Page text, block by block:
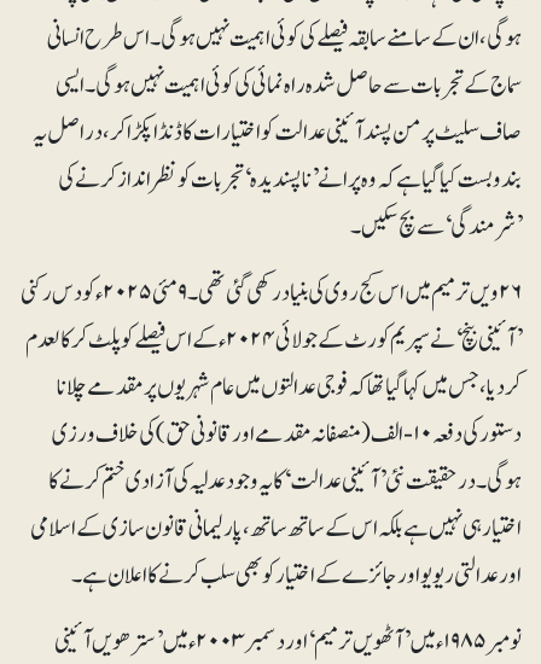
ہوگی، ان کے سامنے سابقہ فیصلے کی کوئی اہمیت نہیں ہوگی۔ اس طرح انسانی
سماج کے تجربات سے حاصل شدہ راہ نمائی کی کوئی اہمیت نہیں ہوگی۔ ایسی
صاف سلیٹ پر من پسند آئینی عدالت کو اختیارات کا ڈنڈا پکڑا کر، دراصل یہ
بندوبست کیا گیا ہے کہ وہ پرانے ’ناپسندیدہ‘ تجربات کو نظرانداز کرنے کی
’شرمندگی‘ سے بچ سکیں۔
۲۶ویں ترمیم میں اس کج روی کی بنیاد رکھی گئی تھی۔ ۹مئی ۲۰۲۵ء کو دس رکنی
’آئینی بنچ‘ نے سپریم کورٹ کے جولائی ۲۰۲۴ء کے اس فیصلے کو پلٹ کر کالعدم
کردیا، جس میں کہا گیا تھا کہ فوجی عدالتوں میں عام شہریوں پر مقدمے چلانا
دستور کی دفعہ ۱۰-الف (منصفانہ مقدمے اور قانونی حق) کی خلاف ورزی
ہوگی۔درحقیقت نئی ’آئینی عدالت‘ کا یہ وجود عدلیہ کی آزادی ختم کرنے کا
اختیار ہی نہیں ہے بلکہ اس کے ساتھ ساتھ، پارلیمانی قانون سازی کے اسلامی
اور عدالتی ریویو اور جائزے کے اختیار کو بھی سلب کرنے کا اعلان ہے۔
نومبر ۱۹۸۵ء میں ’آٹھویں ترمیم‘ اور دسمبر۲۰۰۳ء میں ’سترھویں آئینی